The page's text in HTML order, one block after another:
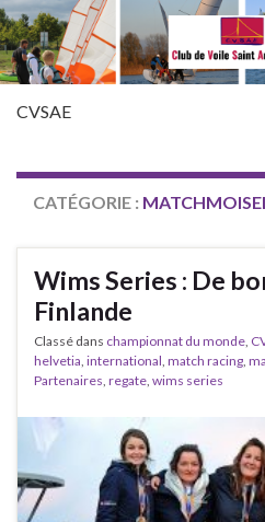
CVSAE
CATÉGORIE :
Wims Series : De
Finlande
Classé dans championnat du monde
helvetia international match racing
Partenaires regate wims series